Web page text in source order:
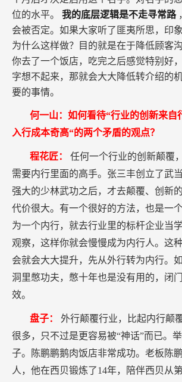
位的水平。 我的底层逻辑是不走寻常路
会被否定。如果大家听了匪夷所思，印
为什么这样做？目的就是在于降低顾客
你去了一个饭店，吃完之后感觉特别好
字想不起来，那就会大大降低转介绍的
要的事情。
何一山：如何看待“行业的创新来自
入行成本奇高“的两个矛盾的观点？
程花匠： 任何一个行业的创新颠覆
需要内行里面的高手。张三丰创立了武
强大的少林武功之后，才去颠覆、创新
代价很大。有一个很好的方法，也是一
为一个内行，就去行业里的标杆企业当
观察，这样你就会慢慢成为内行人。这
会就会大大提升，先从外行转为内行。
洞里憋功夫，憋十年也是没有用的，闭
效。
盘子： 外行颠覆行业，比起内行颠
很多，只不过是更容易被“神话”而已。
子。陈鹏鹏鹅肉饭店非常成功。老板陈
人，他在西贝锻炼了14年，陪伴西贝从